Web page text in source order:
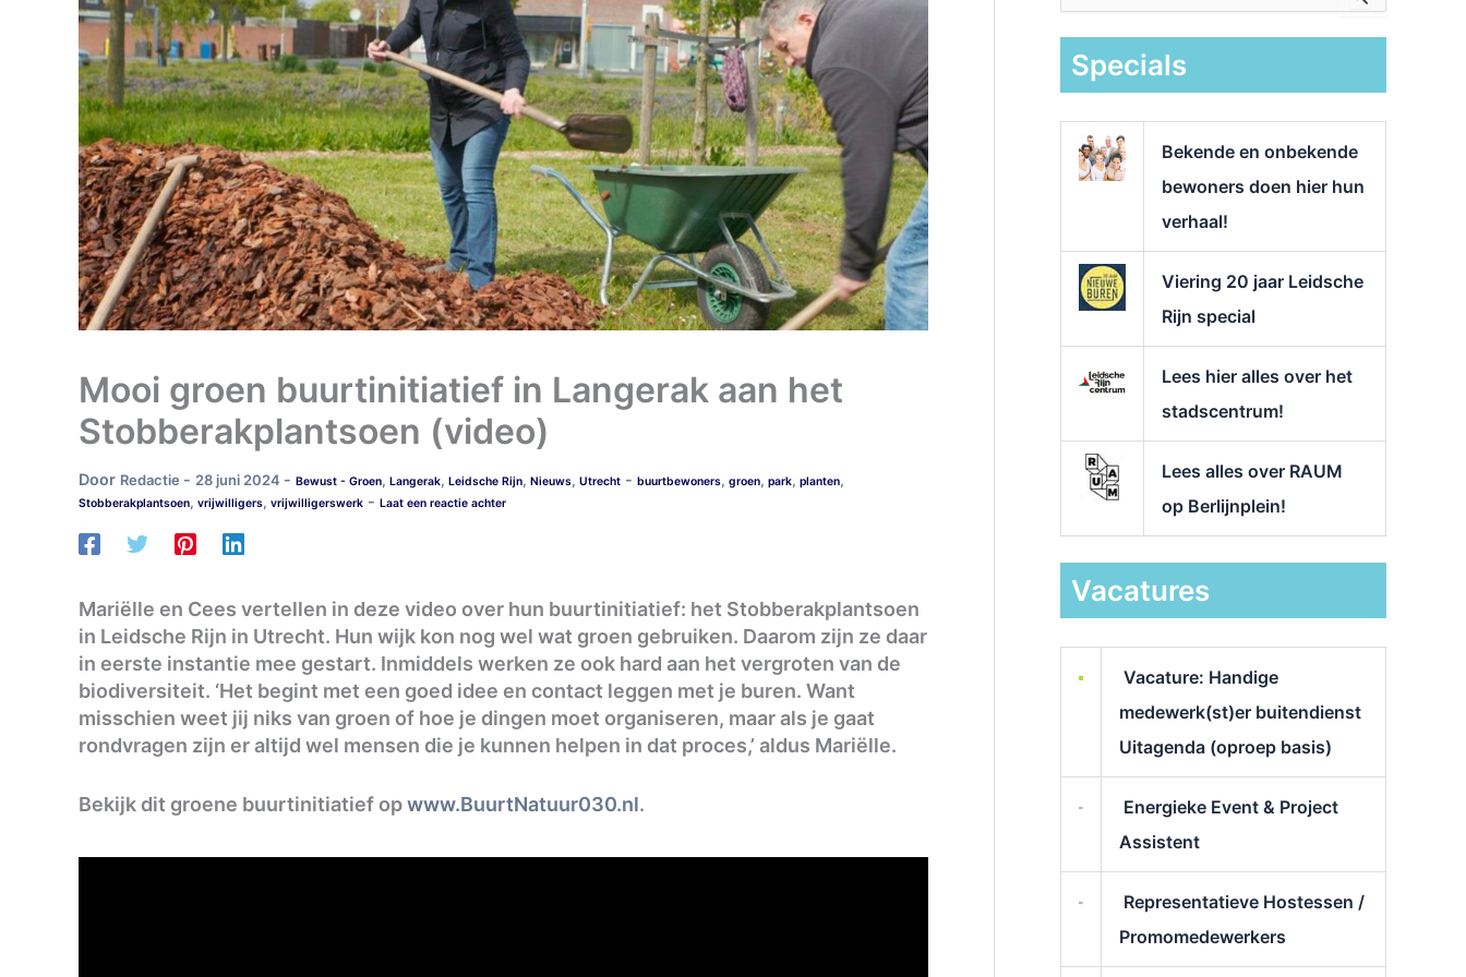
Mooi groen buurtinitiatief in Langerak aan het
Stobberakplantsoen (video)
Door Redactie - 28 juni 2024 - Bewust - Groen, Langerak, Leidsche Rijn, Nieuws, Utrecht - buurtbewoners, groen, park, planten,
Stobberakplantsoen, vrijwilligers, vrijwilligerswerk - Laat een reactie achter
Mariëlle en Cees vertellen in deze video over hun buurtinitiatief: het Stobberakplantsoen
in Leidsche Rijn in Utrecht. Hun wijk kon nog wel wat groen gebruiken. Daarom zijn ze daar
in eerste instantie mee gestart. Inmiddels werken ze ook hard aan het vergroten van de
biodiversiteit. ‘Het begint met een goed idee en contact leggen met je buren. Want
misschien weet jij niks van groen of hoe je dingen moet organiseren, maar als je gaat
rondvragen zijn er altijd wel mensen die je kunnen helpen in dat proces,’ aldus Mariëlle.
Bekijk dit groene buurtinitiatief opwww.BuurtNatuur030.nl.
k
Specials
Bekende en onbekende
bewoners doen hier hun
verhaal!
Viering 20 jaar Leidsche
Rijn special
Lees hier alles over het
stadscentrum!
Lees alles over RAUM
op Berlijnplein!
Vacatures
Vacature: Handige
medewerk(st)er buitendienst
Uitagenda (oproep basis)
Energieke Event & Project
Assistent
Representatieve Hostessen /
Promomedewerkers